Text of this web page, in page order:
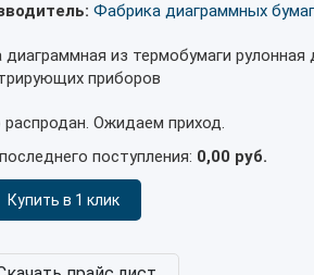
Фабрика диаграммных бумаг
диаграммная из термобумаги рулонная
приборов
распродан. Ожидаем приход.
поступления: 0,00 руб.
Купить в 1 клик